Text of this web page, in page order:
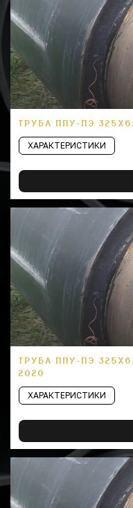
ТРУБА ППУ-ПЭ
ХАРАКТЕРИСТИКИ
ТРУБА ППУ-ПЭ
2020
ХАРАКТЕРИСТИКИ